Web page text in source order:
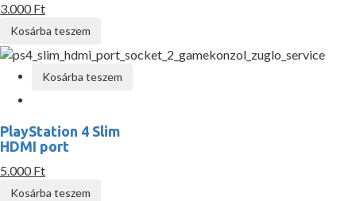
3.000 Ft
Kosárba teszem
Kosárba teszem
PlayStation 4 Slim
HDMI port
5.000 Ft
Kosárba teszem